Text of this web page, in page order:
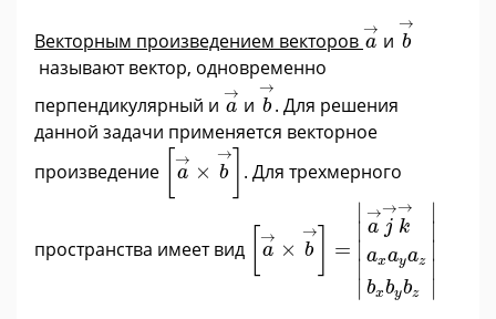
Векторным произведением векторов
→
a
a→
и
→
b
b→
называют вектор, одновременно
перпендикулярный и
→
a
a→
и
→
b
b→
. Для решения
данной задачи применяется векторное
произведение
→
a ×
→
b
[a→×b→]
. Для трехмерного
пространства имеет вид
→
a ×
→
b =
∣
∣
∣
∣
→
a
→
j
→
k
axayaz
bxbybz
∣
∣
∣
∣
| →j→ k